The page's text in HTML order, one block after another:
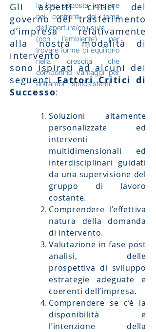
la loro opposta tensione
nei confronti del tema
dell’apertura/chiusura
(con l’ambiente) per
trovare forme di equilibrio
nella crescita che
comportino vantaggi per
entrambi i sottosistemi.
Gli aspetti critici del
governo del trasferimento
d’impresa relativamente
alla nostra modalità di
intervento
sono ispirati adalcuni dei
seguentiFattori Critici di
Successo:
Soluzioni altamente
personalizzate ed
interventi
multidimensionali ed
interdisciplinari guidati
da una supervisione del
gruppo di lavoro
costante.
Comprendere l’effettiva
natura della domanda
di intervento.
Valutazione in fase post
analisi, delle
prospettiva di sviluppo
estrategie adeguate e
coerenti dell’impresa.
Comprendere se c’è la
disponibilità e
l’intenzione della